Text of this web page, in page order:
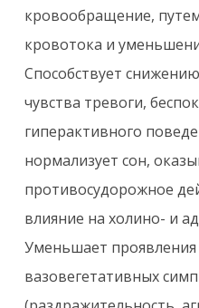
кровообращение,
кровотока и
Способствует
чувства тревоги,
гиперактивного
нормализует сон,
противосудорожное
влияние на холино- и
Уменьшает проявления
вазовегетативных